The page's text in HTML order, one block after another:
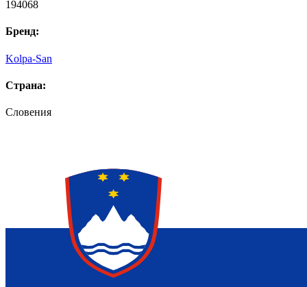
194068
Бренд:
Kolpa-San
Страна:
Словения